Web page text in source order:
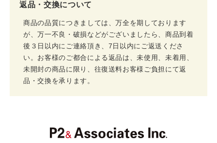
返品・交換について
商品の品質につきましては、万全を期しております
が、万一不良・破損などがございましたら、商品到着
後３日以内にご連絡頂き、7日以内にご返送くださ
い。お客様のご都合による返品は、未使用、未着用、
未開封の商品に限り、往復送料お客様ご負担にて返
品・交換を承ります。